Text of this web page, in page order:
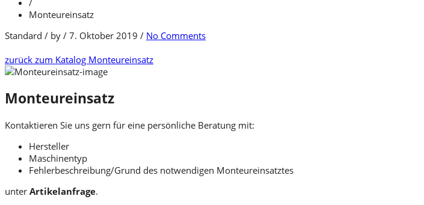
/
Monteureinsatz
Standard / by / 7. Oktober 2019 / No Comments
zurück zum Katalog Monteureinsatz
Monteureinsatz
Kontaktieren Sie uns gern für eine persönliche Beratung mit:
Hersteller
Maschinentyp
Fehlerbeschreibung/Grund des notwendigen Monteureinsatztes
unter Artikelanfrage.